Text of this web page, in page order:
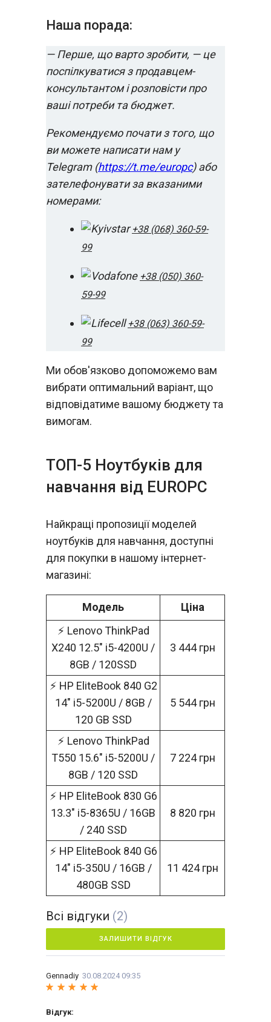
Наша порада:
— Перше, що варто зробити, — це
поспілкуватися з продавцем-
консультантом і розповісти про
ваші потреби та бюджет.
Рекомендуємо почати з того, що
ви можете написати нам у
Telegram (https://t.me/europc) або
зателефонувати за вказаними
номерами:
+38 (068) 360-59-
99
+38 (050) 360-
59-99
+38 (063) 360-59-
99
Ми обов'язково допоможемо вам
вибрати оптимальний варіант, що
відповідатиме вашому бюджету та
вимогам.
ТОП-5 Ноутбуків для
навчання від EUROPC
Найкращі пропозиції моделей
ноутбуків для навчання, доступні
для покупки в нашому інтернет-
магазині:
Модель
Ціна
⚡ Lenovo ThinkPad
X240 12.5" i5-4200U /
8GB / 120SSD
3 444 грн
⚡ HP EliteBook 840 G2
14" i5-5200U / 8GB /
120 GB SSD
5 544 грн
⚡ Lenovo ThinkPad
T550 15.6" i5-5200U /
8GB / 120 SSD
7 224 грн
⚡ HP EliteBook 830 G6
13.3" i5-8365U / 16GB
/ 240 SSD
8 820 грн
⚡ HP EliteBook 840 G6
14" i5-350U / 16GB /
480GB SSD
11 424 грн
Всі відгуки (2)
ЗАЛИШИТИ ВІДГУК
Gennadiy 30.08.2024 09:35
Відгук: